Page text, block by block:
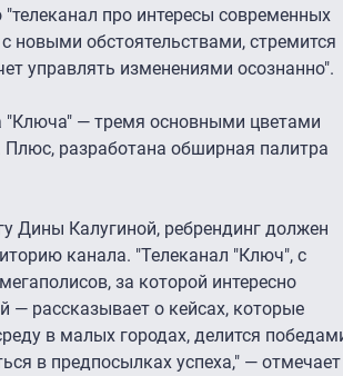
про интересы современных
новыми обстоятельствами, стремится
управлять изменениями осознанно".
"Ключа" — тремя основными цветами
разработана обширная палитра
Дины Калугиной, ребрендинг должен
канала. "Телеканал "Ключ", с
за которой интересно
— рассказывает о кейсах, которые
в малых городах, делится
в предпосылках успеха," — отмечает